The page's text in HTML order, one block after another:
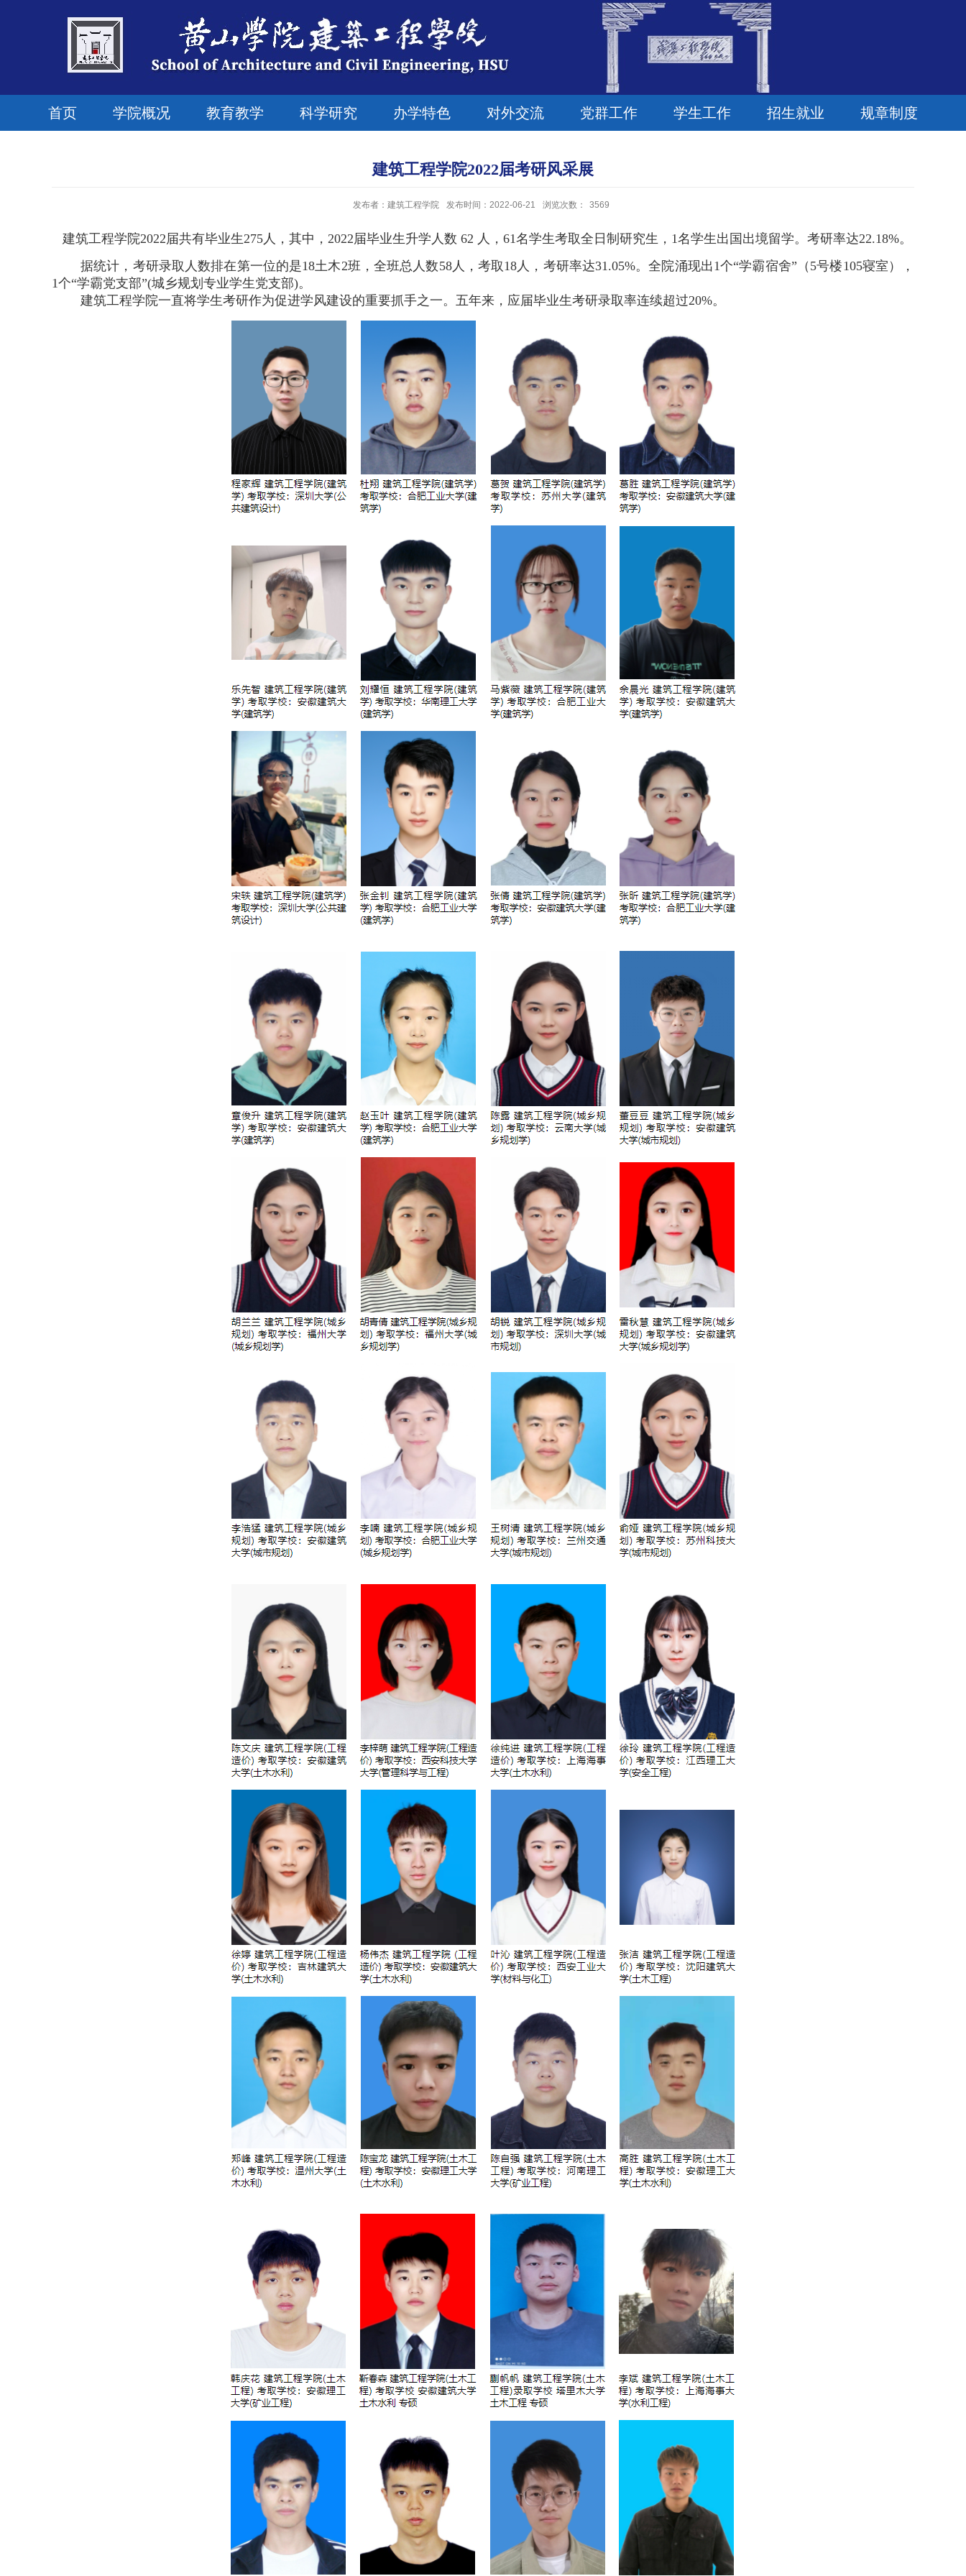
首页 学院概况 教育教学 科学研究 办学特色 对外交流 党群工作 学生工作 招生就业 规章制度
建筑工程学院2022届考研风采展
发布者：建筑工程学院 发布时间：2022-06-21 浏览次数： 3569
建筑工程学院2022届共有毕业生275人，其中，2022届毕业生升学人数 62 人，61名学生考取全日制研究生，1名学生出国出境留学。考研率达22.18%。
据统计，考研录取人数排在第一位的是18土木2班，全班总人数58人，考取18人，考研率达31.05%。全院涌现出1个“学霸宿舍”（5号楼105寝室），
1个“学霸党支部”(城乡规划专业学生党支部)。
建筑工程学院一直将学生考研作为促进学风建设的重要抓手之一。五年来，应届毕业生考研录取率连续超过20%。